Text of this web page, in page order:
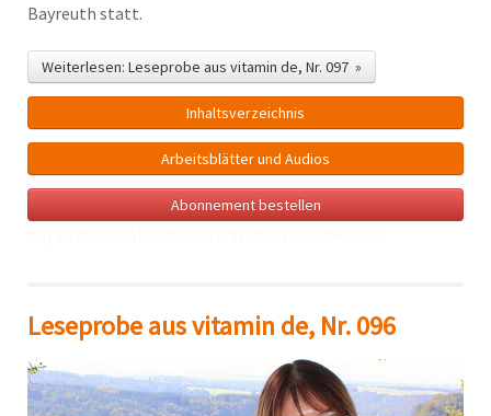
Bayreuth statt.
Weiterlesen: Leseprobe aus vitamin de, Nr. 097 »
Inhalts­verzeichnis
Arbeitsblätter und Audios
Abonnement bestellen
Leseprobe aus vitamin de, Nr. 096